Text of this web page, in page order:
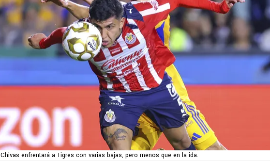
Chivas enfrentará a Tigres con varias bajas, pero menos que en la ida.